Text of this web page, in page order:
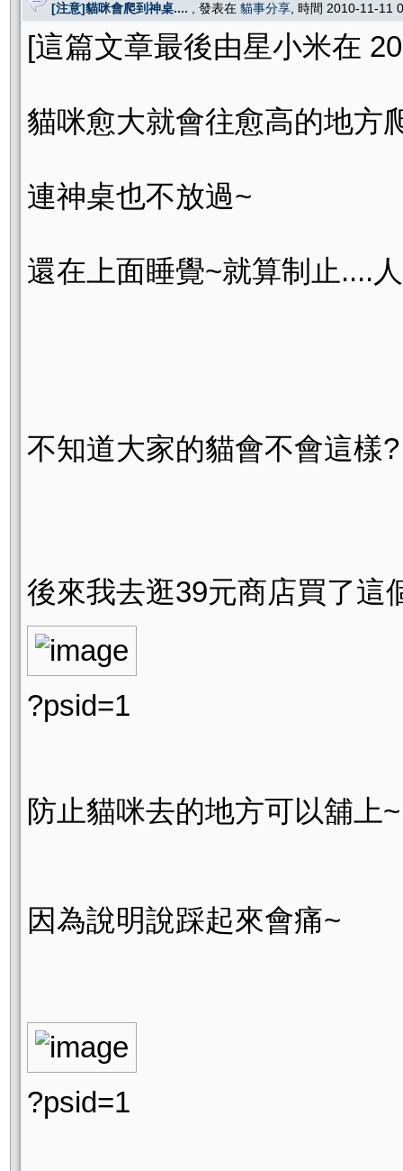
[注意]貓咪會爬到神桌.... , 發表在 貓事分享 , 時間 2010-11-11
[這篇文章最後由星小米在
貓咪愈大就會往愈高的地方
連神桌也不放過~
還在上面睡覺~就算制止....
不知道大家的貓會不會這樣?
後來我去逛39元商店買了這
?psid=1
防止貓咪去的地方可以舖上~
因為說明說踩起來會痛~
?psid=1